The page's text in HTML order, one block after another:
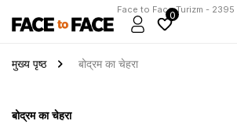
Face to Face Turizm - 2395
0
मुख्य पृष्ठ बोद्रम का चेहरा
बोद्रम का चेहरा